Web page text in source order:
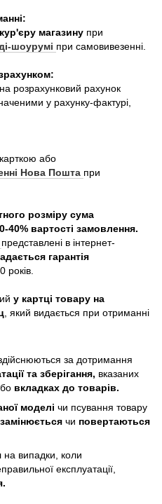
кур'єру магазину при
шоурумі при самовивезенні.
розрахунковий рахунок
у рахунку-фактурі,
або
Нова Пошта при
розміру сума
40% вартості замовлення.
представлені в інтернет-
гарантія
років.
у картці товару на
, який видається при отриманні
за дотримання
та зберігання, вказаних
вкладках до товарів.
моделі чи псування товару
чи повертаються
на випадки, коли
експлуатації,